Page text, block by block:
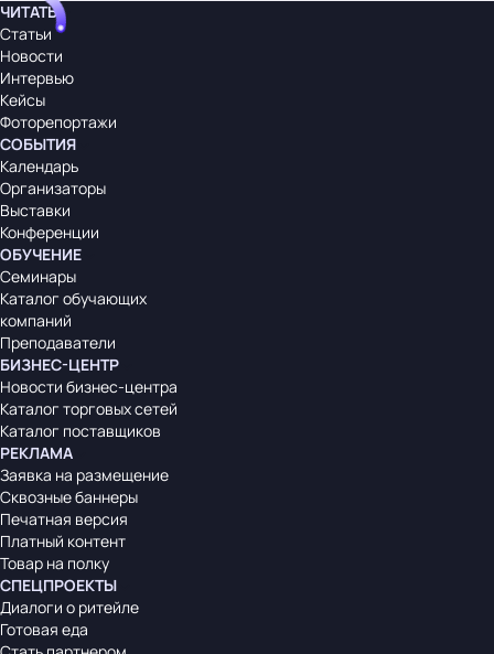
ЧИТАТЬ
Статьи
Новости
Интервью
Кейсы
Фоторепортажи
СОБЫТИЯ
Календарь
Организаторы
Выставки
Конференции
ОБУЧЕНИЕ
Семинары
Каталог обучающих
компаний
Преподаватели
БИЗНЕС-ЦЕНТР
Новости бизнес-центра
Каталог торговых сетей
Каталог поставщиков
РЕКЛАМА
Заявка на размещение
Сквозные баннеры
Печатная версия
Платный контент
Товар на полку
СПЕЦПРОЕКТЫ
Диалоги о ритейле
Готовая еда